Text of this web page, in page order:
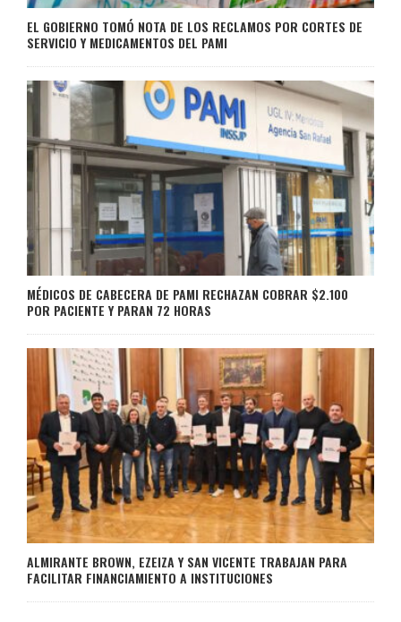
EL GOBIERNO TOMÓ NOTA DE LOS RECLAMOS POR CORTES DE
SERVICIO Y MEDICAMENTOS DEL PAMI
MÉDICOS DE CABECERA DE PAMI RECHAZAN COBRAR $2.100
POR PACIENTE Y PARAN 72 HORAS
ALMIRANTE BROWN, EZEIZA Y SAN VICENTE TRABAJAN PARA
FACILITAR FINANCIAMIENTO A INSTITUCIONES